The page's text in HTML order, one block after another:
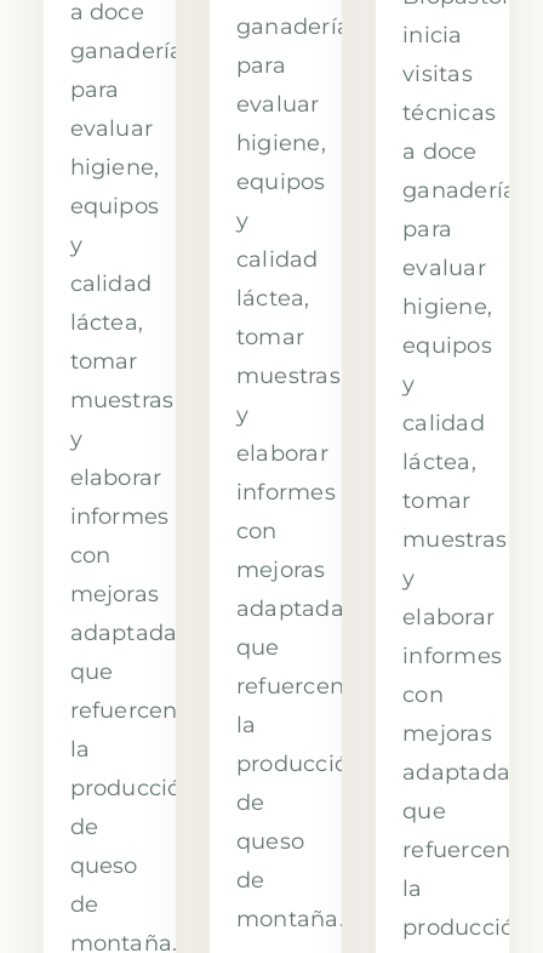
a doce
ganaderías
para
evaluar
higiene,
equipos
y
calidad
láctea,
tomar
muestras
y
elaborar
informes
con
mejoras
adaptadas
que
refuercen
la
producción
de
queso
de
montaña.
ganaderías
para
evaluar
higiene,
equipos
y
calidad
láctea,
tomar
muestras
y
elaborar
informes
con
mejoras
adaptadas
que
refuercen
la
producción
de
queso
de
montaña.
inicia
visitas
técnicas
a doce
ganaderías
para
evaluar
higiene,
equipos
y
calidad
láctea,
tomar
muestras
y
elaborar
informes
con
mejoras
adaptadas
que
refuercen
la
producción